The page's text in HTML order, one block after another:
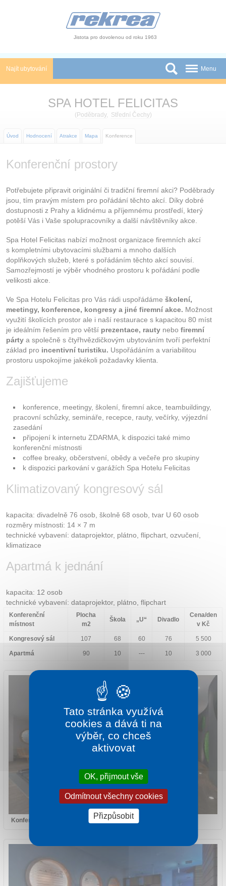
Jistota pro dovolenou od roku 1963
Najít ubytování
Autobusové zájezdy
O nás
Kontakt
Menu
SPA HOTEL FELICITAS
( Poděbrady, Střední Čechy)
Úvod Hodnocení Atrakce Mapa Konference
Konferenční prostory
Potřebujete připravit originální či tradiční firemní akci? Poděbrady
jsou, tím pravým místem pro pořádání těchto akcí. Díky dobré
dostupnosti z Prahy a klidnému a příjemnému prostředí, který
potěší Vás i Vaše spolupracovníky a další návštěvníky akce.
Spa Hotel Felicitas nabízí možnost organizace firemních akcí
s kompletními ubytovacími službami a mnoho dalších
doplňkových služeb, které s pořádáním těchto akcí souvisí.
Samozřejmostí je výběr vhodného prostoru k pořádání podle
velikosti akce.
Ve Spa Hotelu Felicitas pro Vás rádi uspořádáme školení,
meetingy, konference, kongresy a jiné firemní akce. Možnost
využití školících prostor ale i naší restaurace s kapacitou 80 míst
je ideálním řešením pro větší prezentace, rauty nebo firemní
párty a společně s čtyřhvězdičkovým ubytováním tvoří perfektní
základ pro incentivní turistiku. Uspořádáním a variabilitou
prostoru uspokojíme jakékoli požadavky klienta.
Zajišťujeme
konference, meetingy, školení, firemní akce, teambuildingy,
pracovní schůzky, semináře, recepce, rauty, večírky, výjezdní
zasedání
připojení k internetu ZDARMA, k dispozici také mimo
konferenční místnosti
coffee breaky, občerstvení, obědy a večeře pro skupiny
k dispozici parkování v garážích Spa Hotelu Felicitas
Klimatizovaný kongresový sál
kapacita: divadelně 76 osob, školně 68 osob, tvar U 60 osob
rozměry místnosti: 14 × 7 m
technické vybavení: dataprojektor, plátno, flipchart, ozvučení,
klimatizace
Apartmá k jednání
kapacita: 12 osob
technické vybavení: dataprojektor, plátno, flipchart
Konferenční
místnost
Plocha
m2
Škola „U“ Divadlo
Cena/den
v Kč
Kongresový sál 107 68 60 76 5 500
Apartmá 90 10 --- 10 3 000
Konferenční místnost
Tato stránka využívá
cookies a dává ti na
výběr, co chceš
aktivovat
OK, přijmout vše
Odmítnout všechny cookies
Přizpůsobit